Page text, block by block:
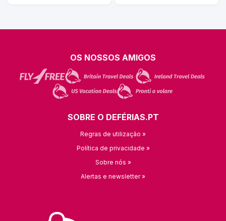
OS NOSSOS AMIGOS
SOBRE O DEFÉRIAS.PT
Regras de utilização »
Política de privacidade »
Sobre nós »
Alertas e newsletter »